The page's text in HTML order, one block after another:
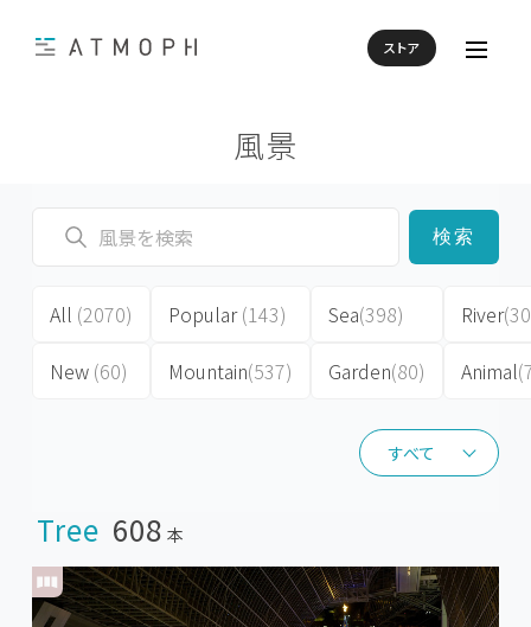
ストア
風景
すべて
すべて
検索
All (2070)
New (60)
Popular(143)
Mountain(537)
Sea(398)
Garden(80)
River
Animal
Tree 608 本